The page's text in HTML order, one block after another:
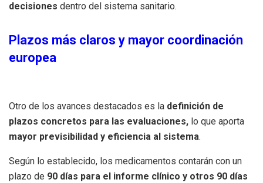
decisiones dentro del sistema sanitario.
Plazos más claros y mayor coordinación
europea
Otro de los avances destacados es la definición de
plazos concretos para las evaluaciones, lo que aporta
mayor previsibilidad y eficiencia al sistema.
Según lo establecido, los medicamentos contarán con un
plazo de 90 días para el informe clínico y otros 90 días